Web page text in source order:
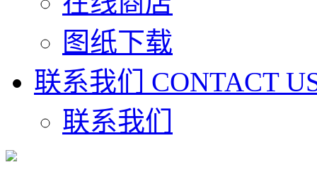
图纸下载
联系我们
CONTACT
联系我们